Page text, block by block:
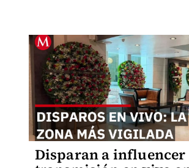
Disparan a influencer